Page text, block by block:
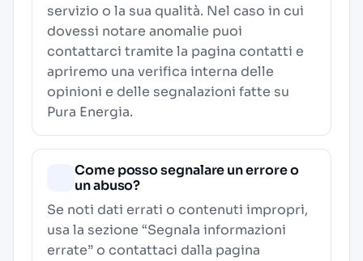
servizio o la sua qualità. Nel caso in cui
dovessi notare anomalie puoi
contattarci tramite la pagina contatti e
apriremo una verifica interna delle
opinioni e delle segnalazioni fatte su
Pura Energia.
Come posso segnalare un errore o
un abuso?
Se noti dati errati o contenuti impropri,
usa la sezione “Segnala informazioni
errate” o contattaci dalla pagina